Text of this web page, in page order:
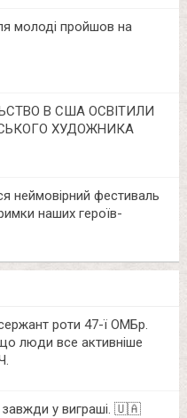
молоді пройшов на
В США ОСВІТИЛИ
ХУДОЖНИКА
неймовірний фестиваль
наших героїв-
роти 47-ї ОМБр.
люди все активніше
у виграші. 🇺🇦